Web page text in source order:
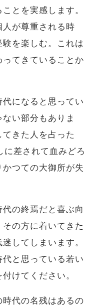
とを実感します。
が尊重される時
を楽しむ。これは
てきていることか
になると思ってい
い部分もありま
きた人を占った
に差されて血みどろ
つての大御所が失
の終焉だと喜ぶ向
の方に着いてきた
してしまいます。
と思っている若い
けてください。
代の名残はあるの